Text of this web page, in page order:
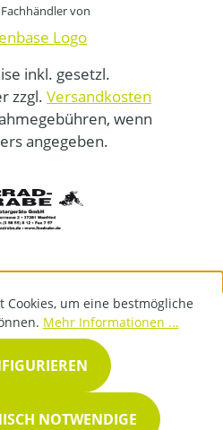
Fachhändler von
inkl. gesetzl.
zzgl. Versandkosten
wenn
angegeben.
Cookies, um eine bestmögliche
Mehr Informationen ...
NOTWENDIGE